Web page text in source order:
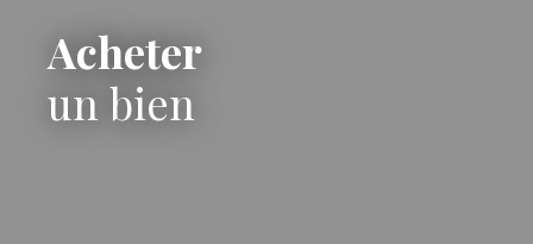
Acheter
un bien